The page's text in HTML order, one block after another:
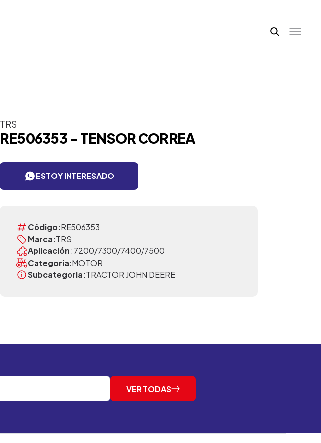
TRS
RE506353 - TENSOR CORREA
ESTOY INTERESADO
Código:RE506353
Marca:TRS
Aplicación: 7200/7300/7400/7500
Categoria:MOTOR
Subcategoria:TRACTOR JOHN DEERE
VER TODAS